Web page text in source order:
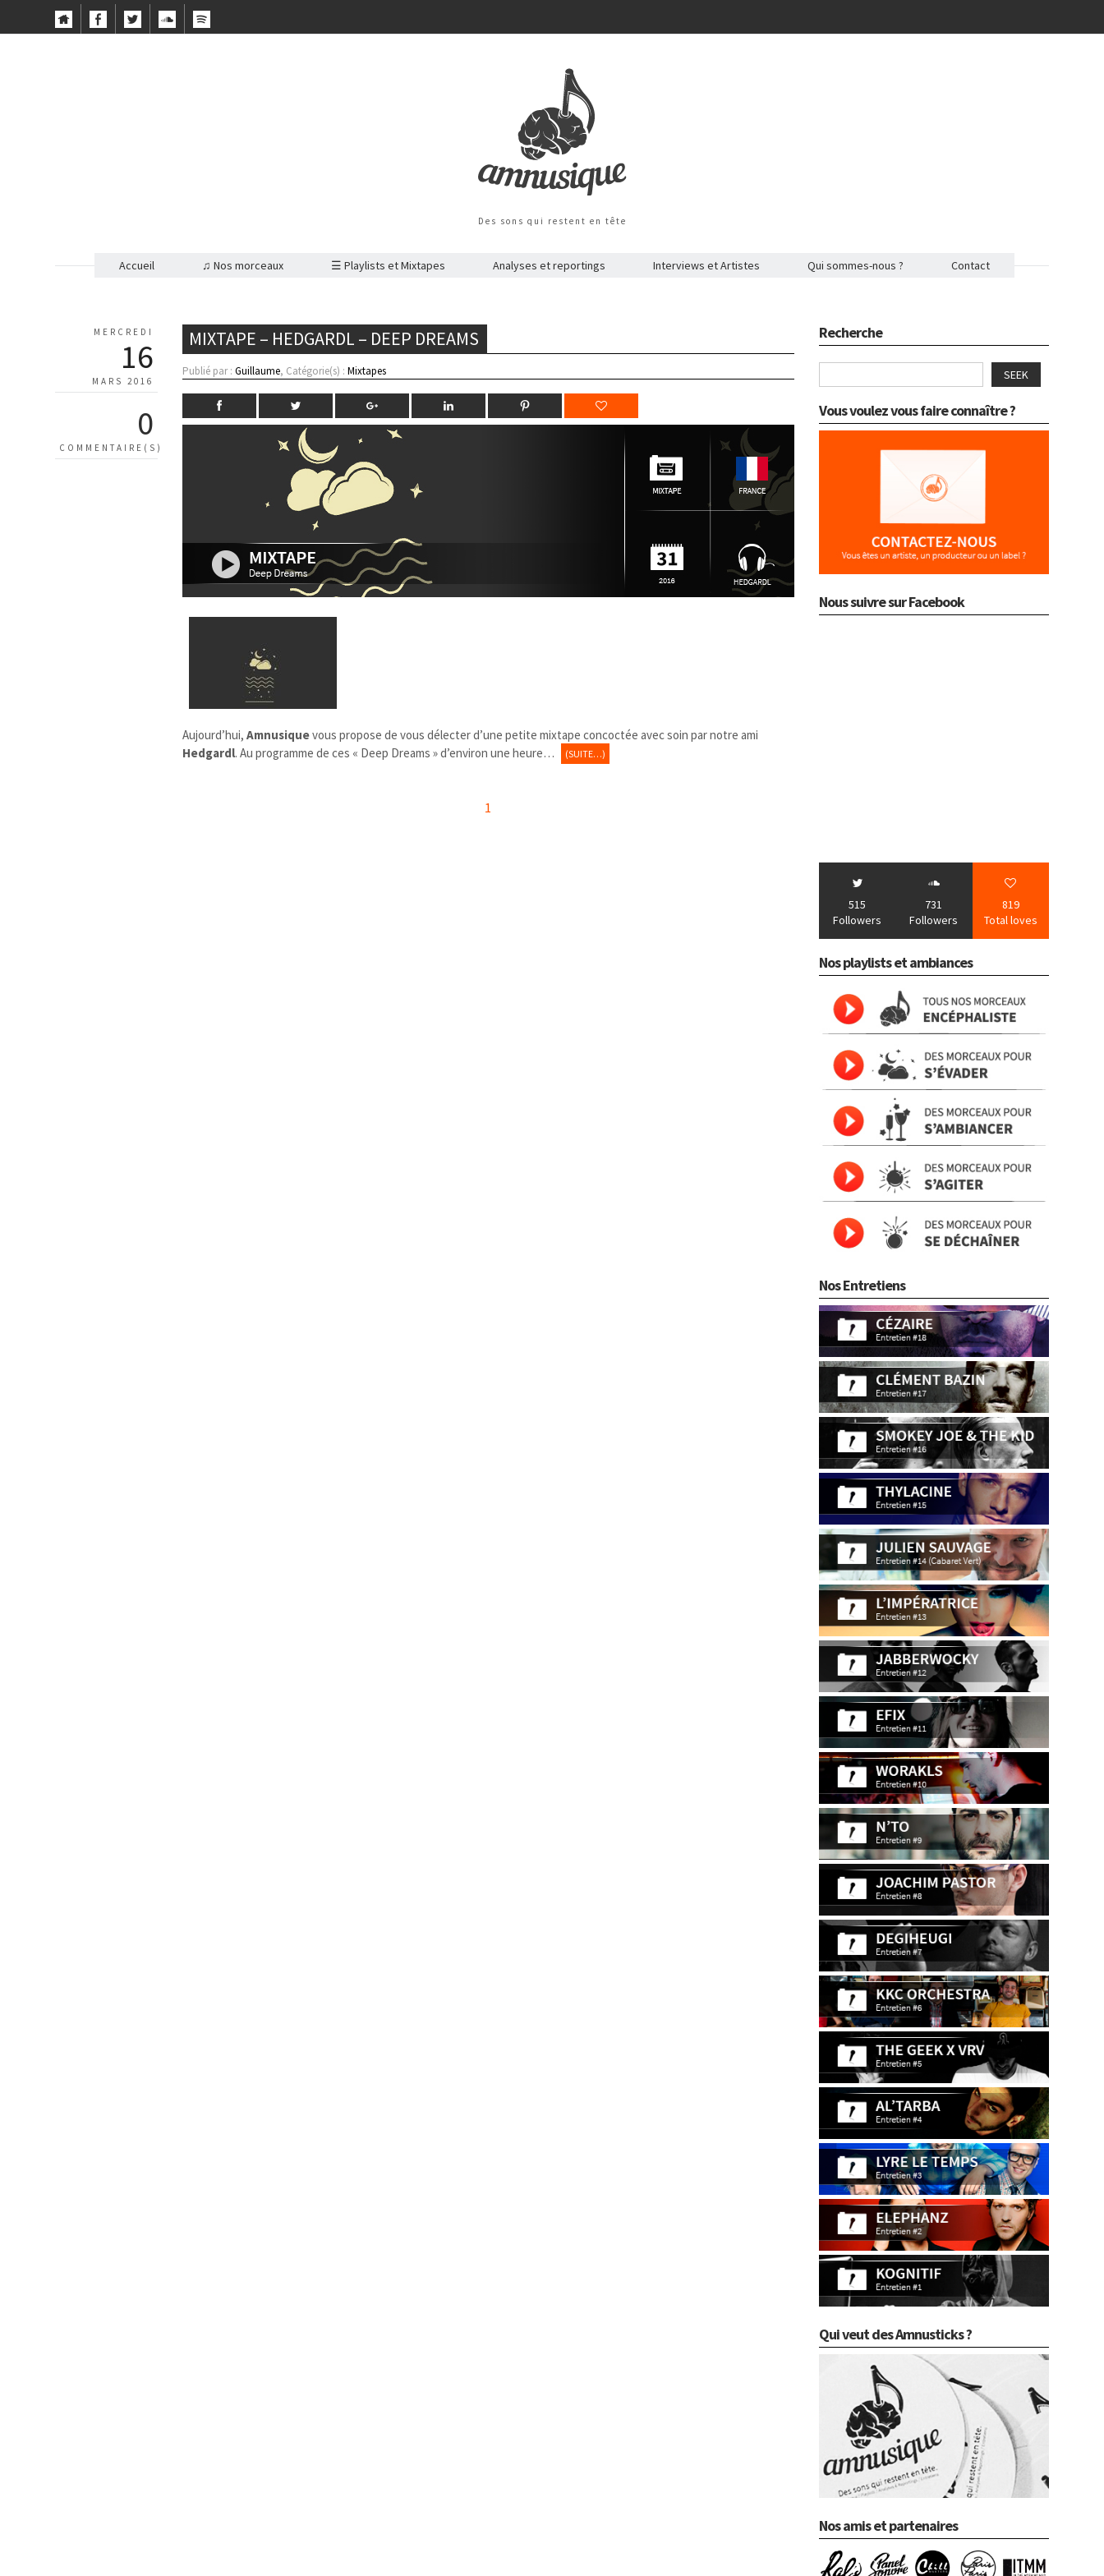
Des sons qui restent en tête
Accueil ♫ Nos morceaux ☰ Playlists et Mixtapes Analyses et reportings Interviews et Artistes Qui sommes-nous ? Contact
MERCREDI
16
MARS 2016
0
COMMENTAIRE(S)
MIXTAPE – HEDGARDL – DEEP DREAMS
Publié par :Guillaume, Catégorie(s) :Mixtapes
Aujourd’hui,Amnusique​ vous propose de vous délecter d’une petite mixtape concoctée avec soin par notre ami
Hedgardl. Au programme de ces « Deep Dreams » d’environ une heure… (SUITE…)
1
Recherche
SEEK
Vous voulez vous faire connaître ?
Nous suivre sur Facebook
515
Followers
731
Followers
819
Total loves
Nos playlists et ambiances
Nos Entretiens
Qui veut des Amnusticks ?
Nos amis et partenaires